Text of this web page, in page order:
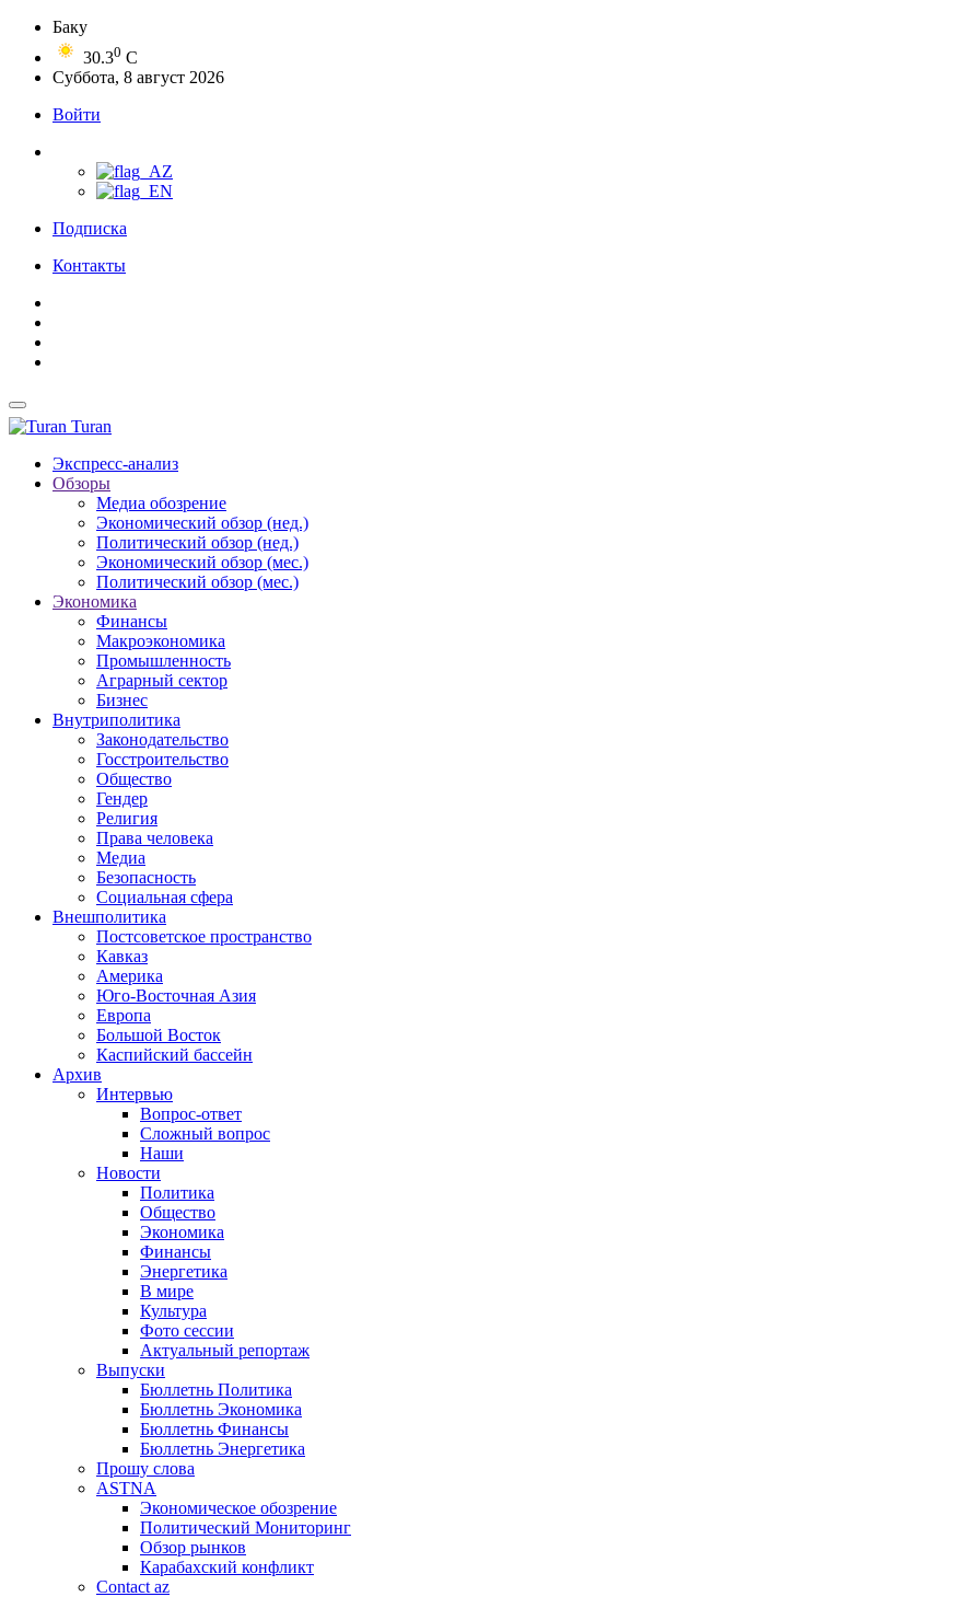
Баку
30.30 C
Суббота, 8 август 2026
Войти
Подписка
Контакты
Turan
Экспресс-анализ
Обзоры
Медиа обозрение
Экономический обзор (нед.)
Политический обзор (нед.)
Экономический обзор (мес.)
Политический обзор (мес.)
Экономика
Финансы
Макроэкономика
Промышленность
Аграрный сектор
Бизнес
Внутриполитика
Законодательство
Госстроительство
Общество
Гендер
Религия
Права человека
Медиа
Безопасность
Социальная сфера
Внешполитика
Постсоветское пространство
Кавказ
Америка
Юго-Восточная Азия
Европа
Большой Восток
Каспийский бассейн
Архив
Интервью
Вопрос-ответ
Сложный вопрос
Наши
Новости
Политика
Общество
Экономика
Финансы
Энергетика
В мире
Культура
Фото сессии
Актуальный репортаж
Выпуски
Бюллетнь Политика
Бюллетнь Экономика
Бюллетнь Финансы
Бюллетнь Энергетика
Прошу слова
ASTNA
Экономическое обозрение
Политический Мониторинг
Обзор рынков
Карабахский конфликт
Contact az